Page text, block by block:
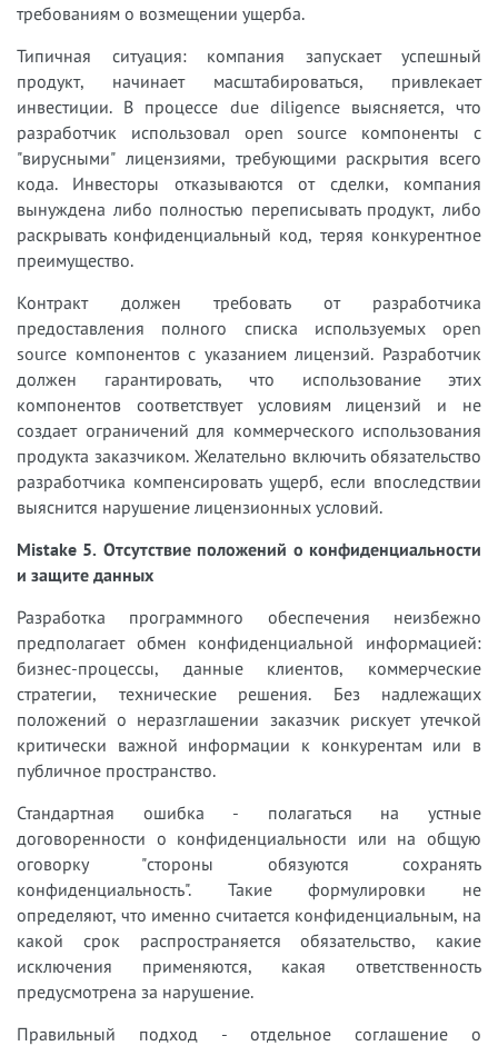
требованиям о возмещении ущерба.
Типичная ситуация: компания запускает успешный
продукт, начинает масштабироваться, привлекает
инвестиции. В процессе due diligence выясняется, что
разработчик использовал open source компоненты с
"вирусными" лицензиями, требующими раскрытия всего
кода. Инвесторы отказываются от сделки, компания
вынуждена либо полностью переписывать продукт, либо
раскрывать конфиденциальный код, теряя конкурентное
преимущество.
Контракт должен требовать от разработчика
предоставления полного списка используемых open
source компонентов с указанием лицензий. Разработчик
должен гарантировать, что использование этих
компонентов соответствует условиям лицензий и не
создает ограничений для коммерческого использования
продукта заказчиком. Желательно включить обязательство
разработчика компенсировать ущерб, если впоследствии
выяснится нарушение лицензионных условий.
Mistake 5. Отсутствие положений о конфиденциальности
и защите данных
Разработка программного обеспечения неизбежно
предполагает обмен конфиденциальной информацией:
бизнес-процессы, данные клиентов, коммерческие
стратегии, технические решения. Без надлежащих
положений о неразглашении заказчик рискует утечкой
критически важной информации к конкурентам или в
публичное пространство.
Стандартная ошибка - полагаться на устные
договоренности о конфиденциальности или на общую
оговорку "стороны обязуются сохранять
конфиденциальность". Такие формулировки не
определяют, что именно считается конфиденциальным, на
какой срок распространяется обязательство, какие
исключения применяются, какая ответственность
предусмотрена за нарушение.
Правильный подход - отдельное соглашение о